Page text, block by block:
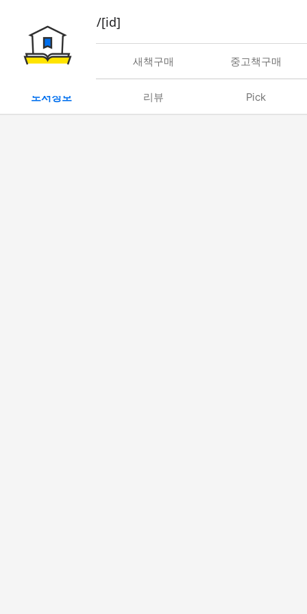
book/rent/[id]
대여 새책구매 중고책구매
도서정보 리뷰 Pick